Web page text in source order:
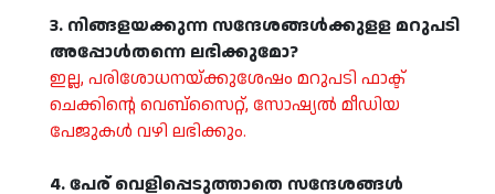
3. നിങ്ങളയക്കുന്ന സന്ദേശങ്ങള്‍ക്കുളള മറുപടി
അപ്പോള്‍തന്നെ ലഭിക്കുമോ?
ഇല്ല, പരിശോധനയ്ക്കുശേഷം മറുപടി ഫാക്ട്
ചെക്കിന്റെ വെബ്സൈറ്റ്, സോഷ്യല്‍ മീഡിയ
പേജുകള്‍ വഴി ലഭിക്കും.
4. പേര് വെളിപ്പെടുത്താതെ സന്ദേശങ്ങള്‍